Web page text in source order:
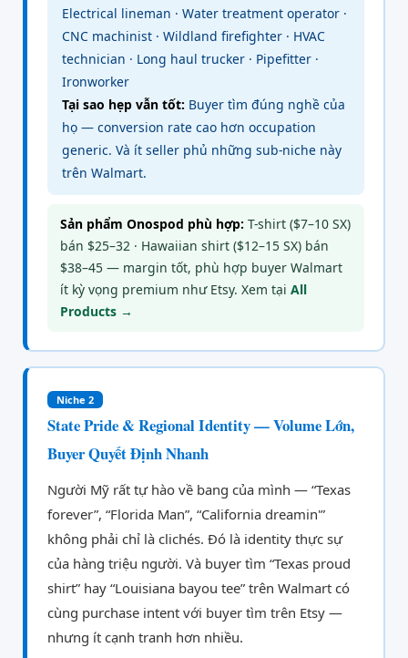
Electrical lineman · Water treatment operator ·
CNC machinist · Wildland firefighter · HVAC
technician · Long haul trucker · Pipefitter ·
Ironworker
Tại sao hẹp vẫn tốt: Buyer tìm đúng nghề của
họ — conversion rate cao hơn occupation
generic. Và ít seller phủ những sub-niche này
trên Walmart.
Sản phẩm Onospod phù hợp: T-shirt ($7–10 SX)
bán $25–32 · Hawaiian shirt ($12–15 SX) bán
$38–45 — margin tốt, phù hợp buyer Walmart
ít kỳ vọng premium như Etsy. Xem tại All
Products →
Niche 2
State Pride & Regional Identity — Volume Lớn,
Buyer Quyết Định Nhanh
Người Mỹ rất tự hào về bang của mình — “Texas
forever”, “Florida Man”, “California dreamin'”
không phải chỉ là clichés. Đó là identity thực sự
của hàng triệu người. Và buyer tìm “Texas proud
shirt” hay “Louisiana bayou tee” trên Walmart có
cùng purchase intent với buyer tìm trên Etsy —
nhưng ít cạnh tranh hơn nhiều.